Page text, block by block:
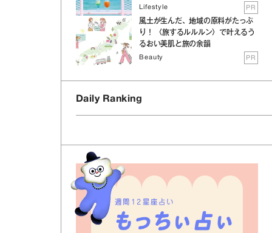
Lifestyle PR
風土が生んだ、地域の原料がたっぷ
り！ 〈旅するルルルン〉で叶えるう
るおい美肌と旅の余韻
Beauty PR
Daily Ranking
週間12星座占い